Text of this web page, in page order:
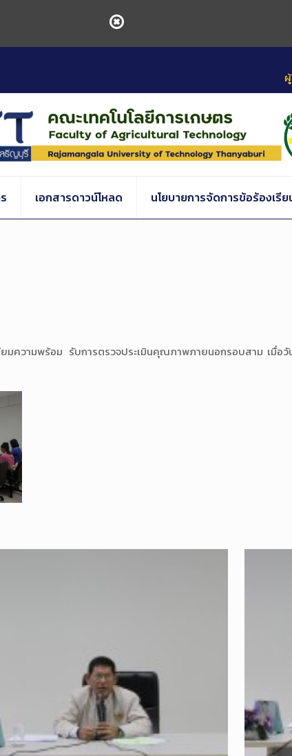
เอกสารดาวน์โหลด นโยบายการจัดการข้อร้องเรีย
มความพร้อม รับการตรวจประเมินคุณภาพภายนอกรอบสาม เมื่อ